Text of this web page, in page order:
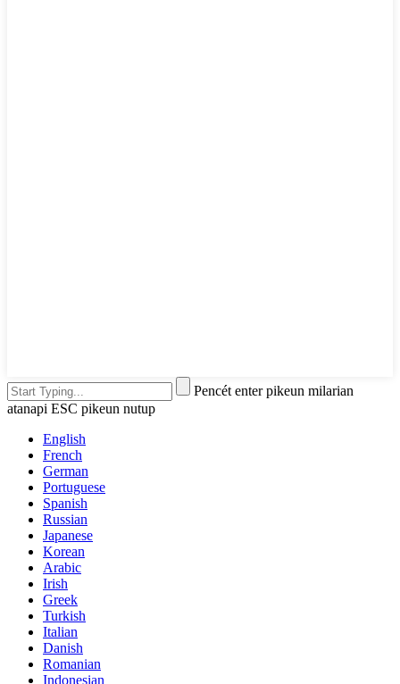
Pencét enter pikeun milarian
atanapi ESC pikeun nutup
English
French
German
Portuguese
Spanish
Russian
Japanese
Korean
Arabic
Irish
Greek
Turkish
Italian
Danish
Romanian
Indonesian